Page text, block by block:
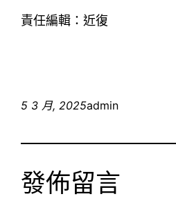
責任編輯：近復
5 3 月, 2025admin
發佈留言